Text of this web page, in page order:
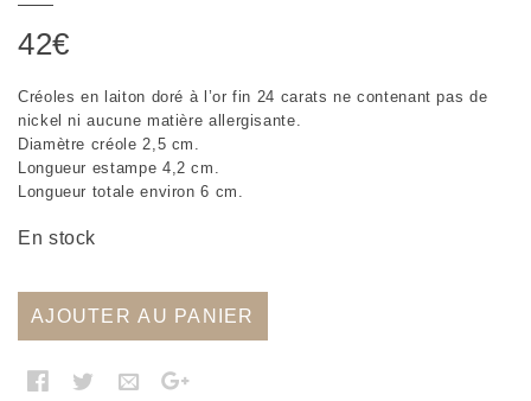
42€
Créoles en laiton doré à l’or fin 24 carats ne contenant pas de
nickel ni aucune matière allergisante.
Diamètre créole 2,5 cm.
Longueur estampe 4,2 cm.
Longueur totale environ 6 cm.
En stock
AJOUTER AU PANIER